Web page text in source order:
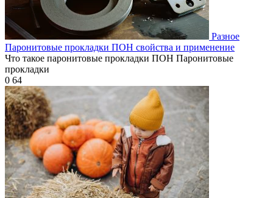
Разное
Паронитовые прокладки ПОН свойства и применение
Что такое паронитовые прокладки ПОН Паронитовые
прокладки
0 64